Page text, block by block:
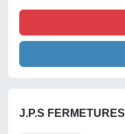
J.P.S FERMETURES